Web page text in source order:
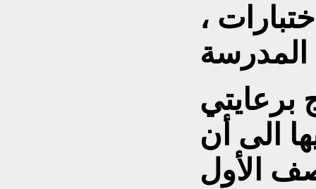
،
برعايتي
الى أن
الأول